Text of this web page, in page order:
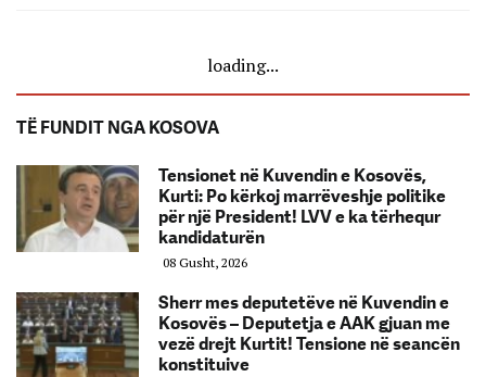
loading...
TË FUNDIT NGA KOSOVA
Tensionet në Kuvendin e Kosovës,
Kurti: Po kërkoj marrëveshje politike
për një President! LVV e ka tërhequr
kandidaturën
08 Gusht, 2026
Sherr mes deputetëve në Kuvendin e
Kosovës – Deputetja e AAK gjuan me
vezë drejt Kurtit! Tensione në seancën
konstituive